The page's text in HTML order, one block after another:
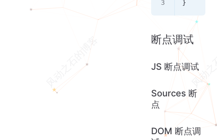
}
断点调试
JS 断点调试
Sources 断
点
DOM 断点调